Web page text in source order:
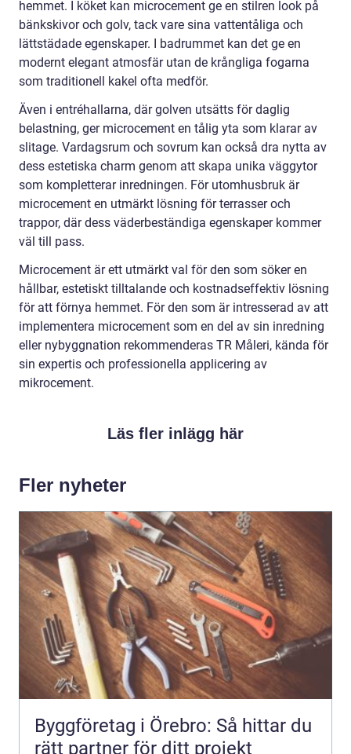
hemmet. I köket kan microcement ge en stilren look på
bänkskivor och golv, tack vare sina vattentåliga och
lättstädade egenskaper. I badrummet kan det ge en
modernt elegant atmosfär utan de krångliga fogarna
som traditionell kakel ofta medför.
Även i entréhallarna, där golven utsätts för daglig
belastning, ger microcement en tålig yta som klarar av
slitage. Vardagsrum och sovrum kan också dra nytta av
dess estetiska charm genom att skapa unika väggytor
som kompletterar inredningen. För utomhusbruk är
microcement en utmärkt lösning för terrasser och
trappor, där dess väderbeständiga egenskaper kommer
väl till pass.
Microcement är ett utmärkt val för den som söker en
hållbar, estetiskt tilltalande och kostnadseffektiv lösning
för att förnya hemmet. För den som är intresserad av att
implementera microcement som en del av sin inredning
eller nybyggnation rekommenderas TR Måleri, kända för
sin expertis och professionella applicering av
mikrocement.
Läs fler inlägg här
Fler nyheter
Byggföretag i Örebro: Så hittar du
rätt partner för ditt projekt